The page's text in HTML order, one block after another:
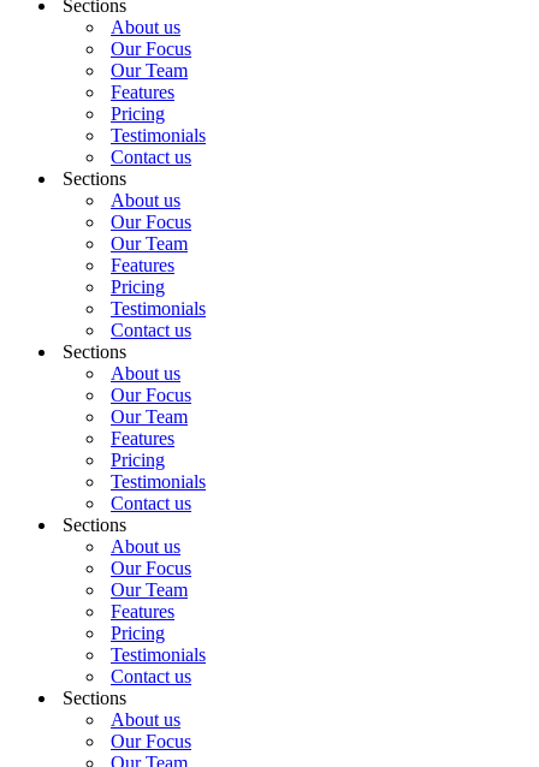
Sections
About us
Our Focus
Our Team
Features
Pricing
Testimonials
Contact us
Sections
About us
Our Focus
Our Team
Features
Pricing
Testimonials
Contact us
Sections
About us
Our Focus
Our Team
Features
Pricing
Testimonials
Contact us
Sections
About us
Our Focus
Our Team
Features
Pricing
Testimonials
Contact us
Sections
About us
Our Focus
Our Team